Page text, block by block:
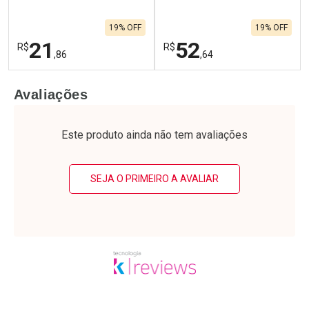
R$21 ,86
19% OFF
Laboratório
Por Menos
R$52,64
19% OFF
Laboratório
Por Menos
Avaliações
Este produto ainda não tem avaliações
SEJA O PRIMEIRO A AVALIAR